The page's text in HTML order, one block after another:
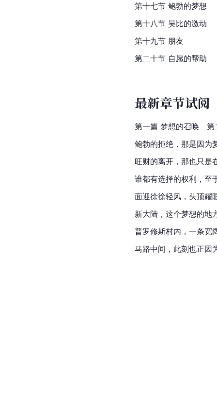
第十七节 鲍勃的梦想
第十八节 昊比的激动
第十九节 朋友
第二十节 自愿的帮助
最新章节试阅
第一篇 梦想的召唤　
鲍勃的拒绝，那是因为
旺财的离开，那也只是
谁都有选择的权利，至
面迎徐徐轻风，头顶耀
新大陆，这个梦想的
普罗修斯村内，一条宽
马路中间，此刻也正因